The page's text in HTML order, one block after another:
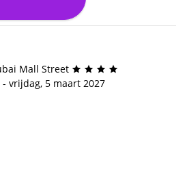
Mall Street
vrijdag, 5 maart 2027